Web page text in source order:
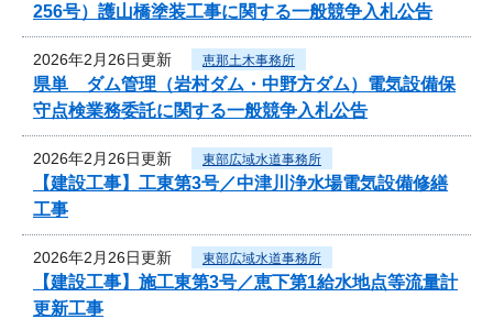
256号）護山橋塗装工事に関する一般競争入札公告
2026年2月26日更新 恵那土木事務所
県単 ダム管理（岩村ダム・中野方ダム）電気設備保
守点検業務委託に関する一般競争入札公告
2026年2月26日更新 東部広域水道事務所
【建設工事】工東第3号／中津川浄水場電気設備修繕
工事
2026年2月26日更新 東部広域水道事務所
【建設工事】施工東第3号／恵下第1給水地点等流量計
更新工事